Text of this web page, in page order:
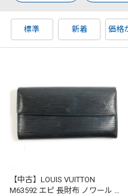
標準 新着 価格
【中古】LOUIS VUITTON
M63592 エピ 長財布 ノワール ポ